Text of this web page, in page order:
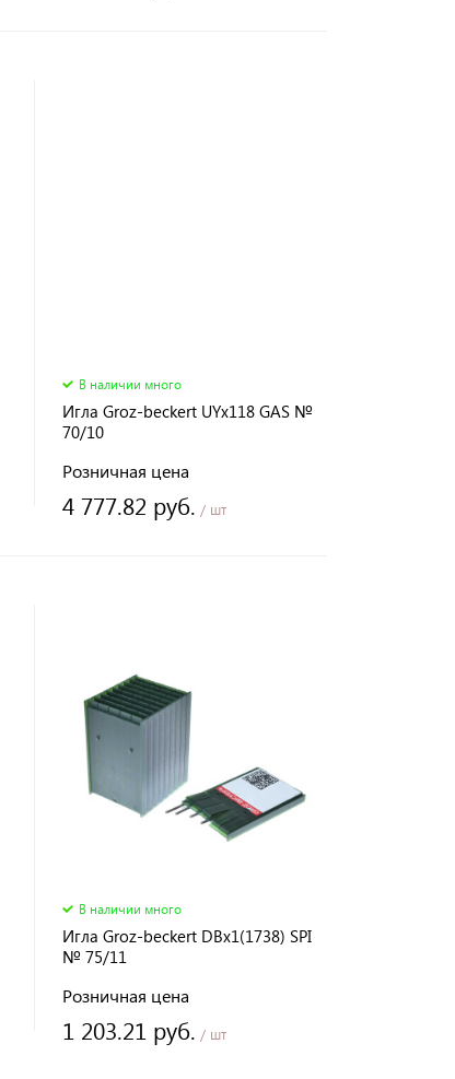
В наличии много
Игла Groz-beckert UYх118 GAS №
70/10
Розничная цена
4 777.82 руб. / шт
В наличии много
Игла Groz-beckert DBx1(1738) SPI
№ 75/11
Розничная цена
1 203.21 руб. / шт